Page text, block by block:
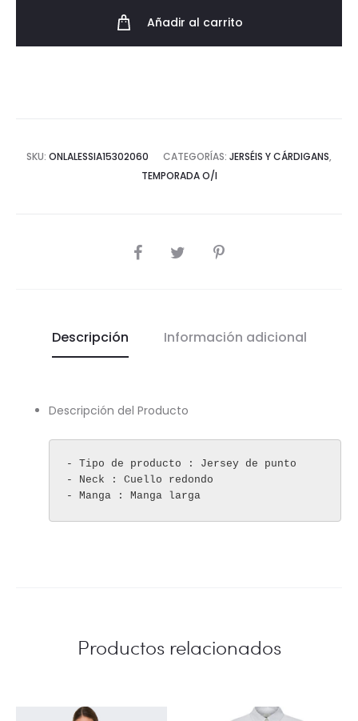
Añadir al carrito
SKU: ONLALESSIA15302060 CATEGORÍAS: JERSÉIS Y CÁRDIGANS,
TEMPORADA O/I
COMPARTIR
Descripción Información adicional
Descripción del Producto
- Tipo de producto : Jersey de punto
- Neck : Cuello redondo
- Manga : Manga larga
Productos relacionados